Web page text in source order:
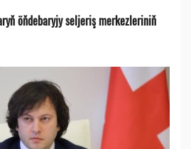
öňdebaryjy seljeriş merkezleriniň